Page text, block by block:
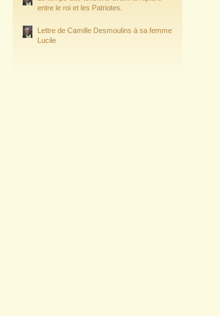
entre le roi et les Patriotes.
Lettre de Camille Desmoulins à sa femme
Lucile